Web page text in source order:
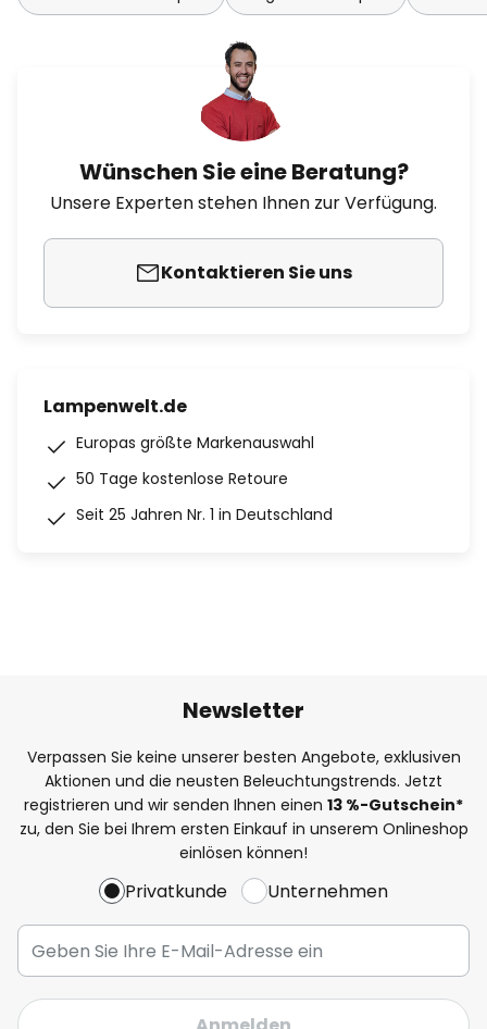
Wünschen Sie eine Beratung?
Unsere Experten stehen Ihnen zur Verfügung.
Kontaktieren Sie uns
Lampenwelt.de
Europas größte Markenauswahl
50 Tage kostenlose Retoure
Seit 25 Jahren Nr. 1 in Deutschland
Newsletter
Verpassen Sie keine unserer besten Angebote, exklusiven
Aktionen und die neusten Beleuchtungstrends. Jetzt
registrieren und wir senden Ihnen einen 13 %-Gutschein*
zu, den Sie bei Ihrem ersten Einkauf in unserem Onlineshop
einlösen können!
Privatkunde Unternehmen